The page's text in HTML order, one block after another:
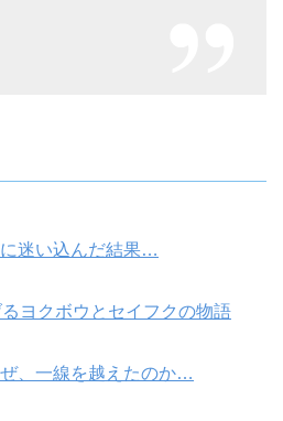
迷い込んだ結果…
ヨクボウとセイフクの物語
、一線を越えたのか…